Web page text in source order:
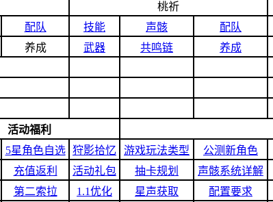
桃祈
配队 技能 声骸 配队
养成 武器 共鸣链 养成
活动福利
5星角色自选 狩影拾忆 游戏玩法类型 公测新角色
充值返利 活动礼包 抽卡规划 声骸系统详解
第二索拉 1.1优化 星声获取
配置要求